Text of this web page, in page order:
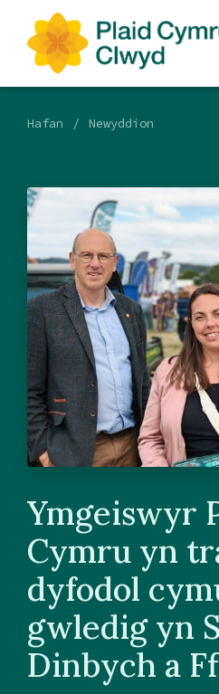
Hafan Newyddion
Ymgeiswyr
Cymru yn
dyfodol
gwledig yn
Dinbych a